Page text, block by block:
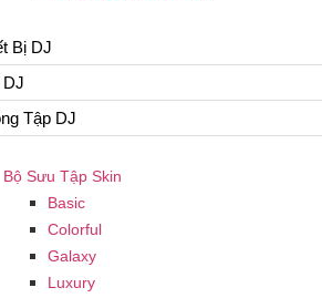
Bị DJ
Tập DJ
Bộ Sưu Tập Skin
Basic
Colorful
Galaxy
Luxury